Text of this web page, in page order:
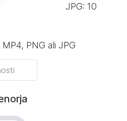
JPG: 10
PNG ali JPG